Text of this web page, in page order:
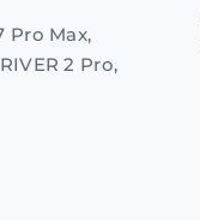
Pro Max,
2 Pro,